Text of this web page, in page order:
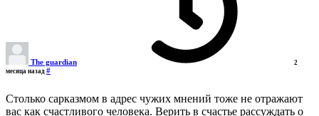
The guardian
2
месяца назад #
Столько сарказмом в адрес чужих мнений тоже не отражают
вас как счастливого человека. Верить в счастье рассуждать о